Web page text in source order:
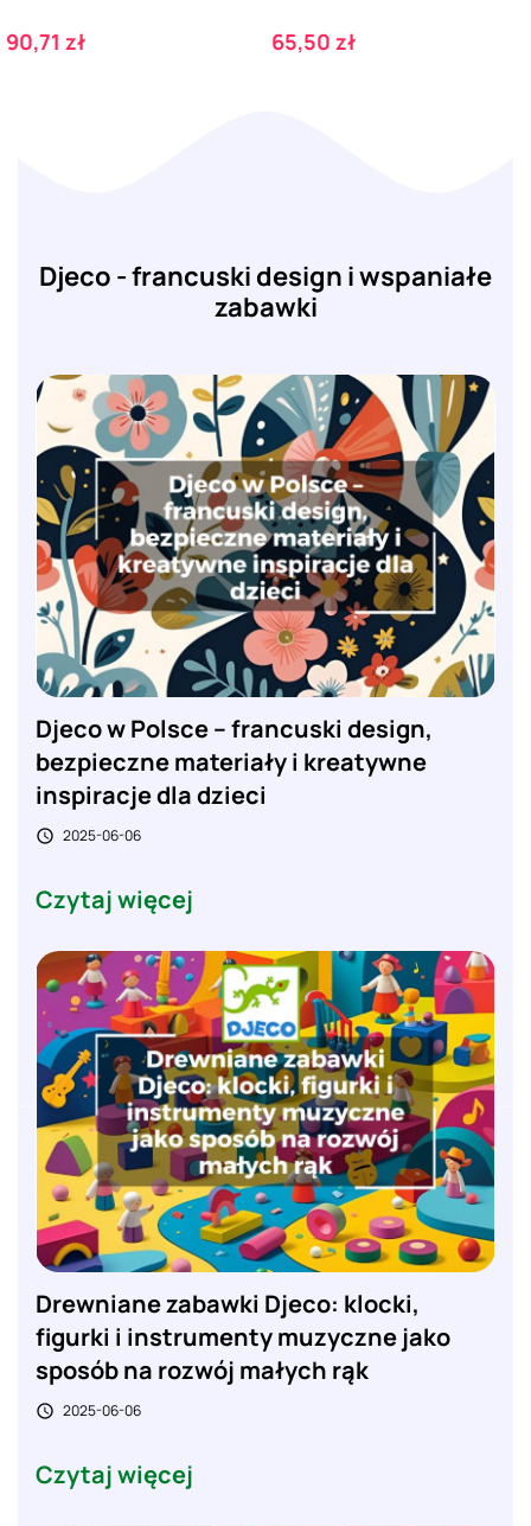
Cena
90,71 zł Cena
65,50 zł
Djeco - francuski design i wspaniałe
zabawki
Djeco w Polsce – francuski design,
bezpieczne materiały i kreatywne
inspiracje dla dzieci
 2025-06-06
Czytaj więcej
Drewniane zabawki Djeco: klocki,
figurki i instrumenty muzyczne jako
sposób na rozwój małych rąk
 2025-06-06
Czytaj więcej